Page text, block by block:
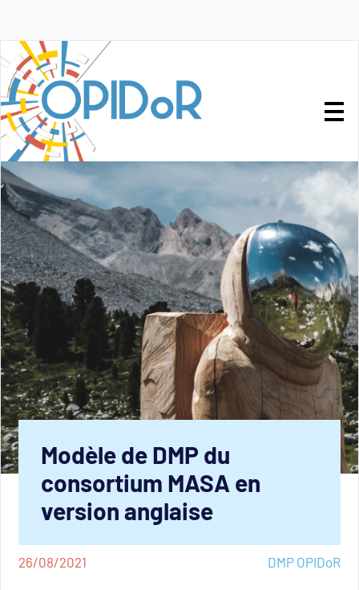
Modèle de DMP du
consortium MASA en
version anglaise
26/08/2021 DMP OPIDoR